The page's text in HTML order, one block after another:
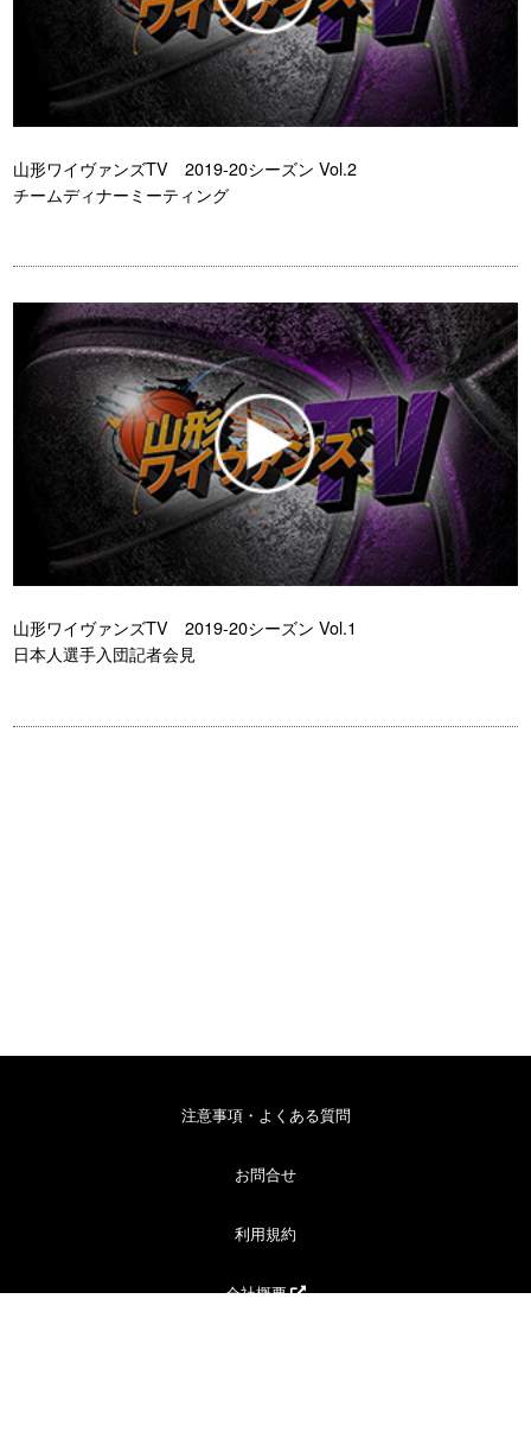
山形ワイヴァンズTV 2019-20シーズン Vol.2
チームディナーミーティング
山形ワイヴァンズTV 2019-20シーズン Vol.1
日本人選手入団記者会見
注意事項・よくある質問
お問合せ
利用規約
会社概要